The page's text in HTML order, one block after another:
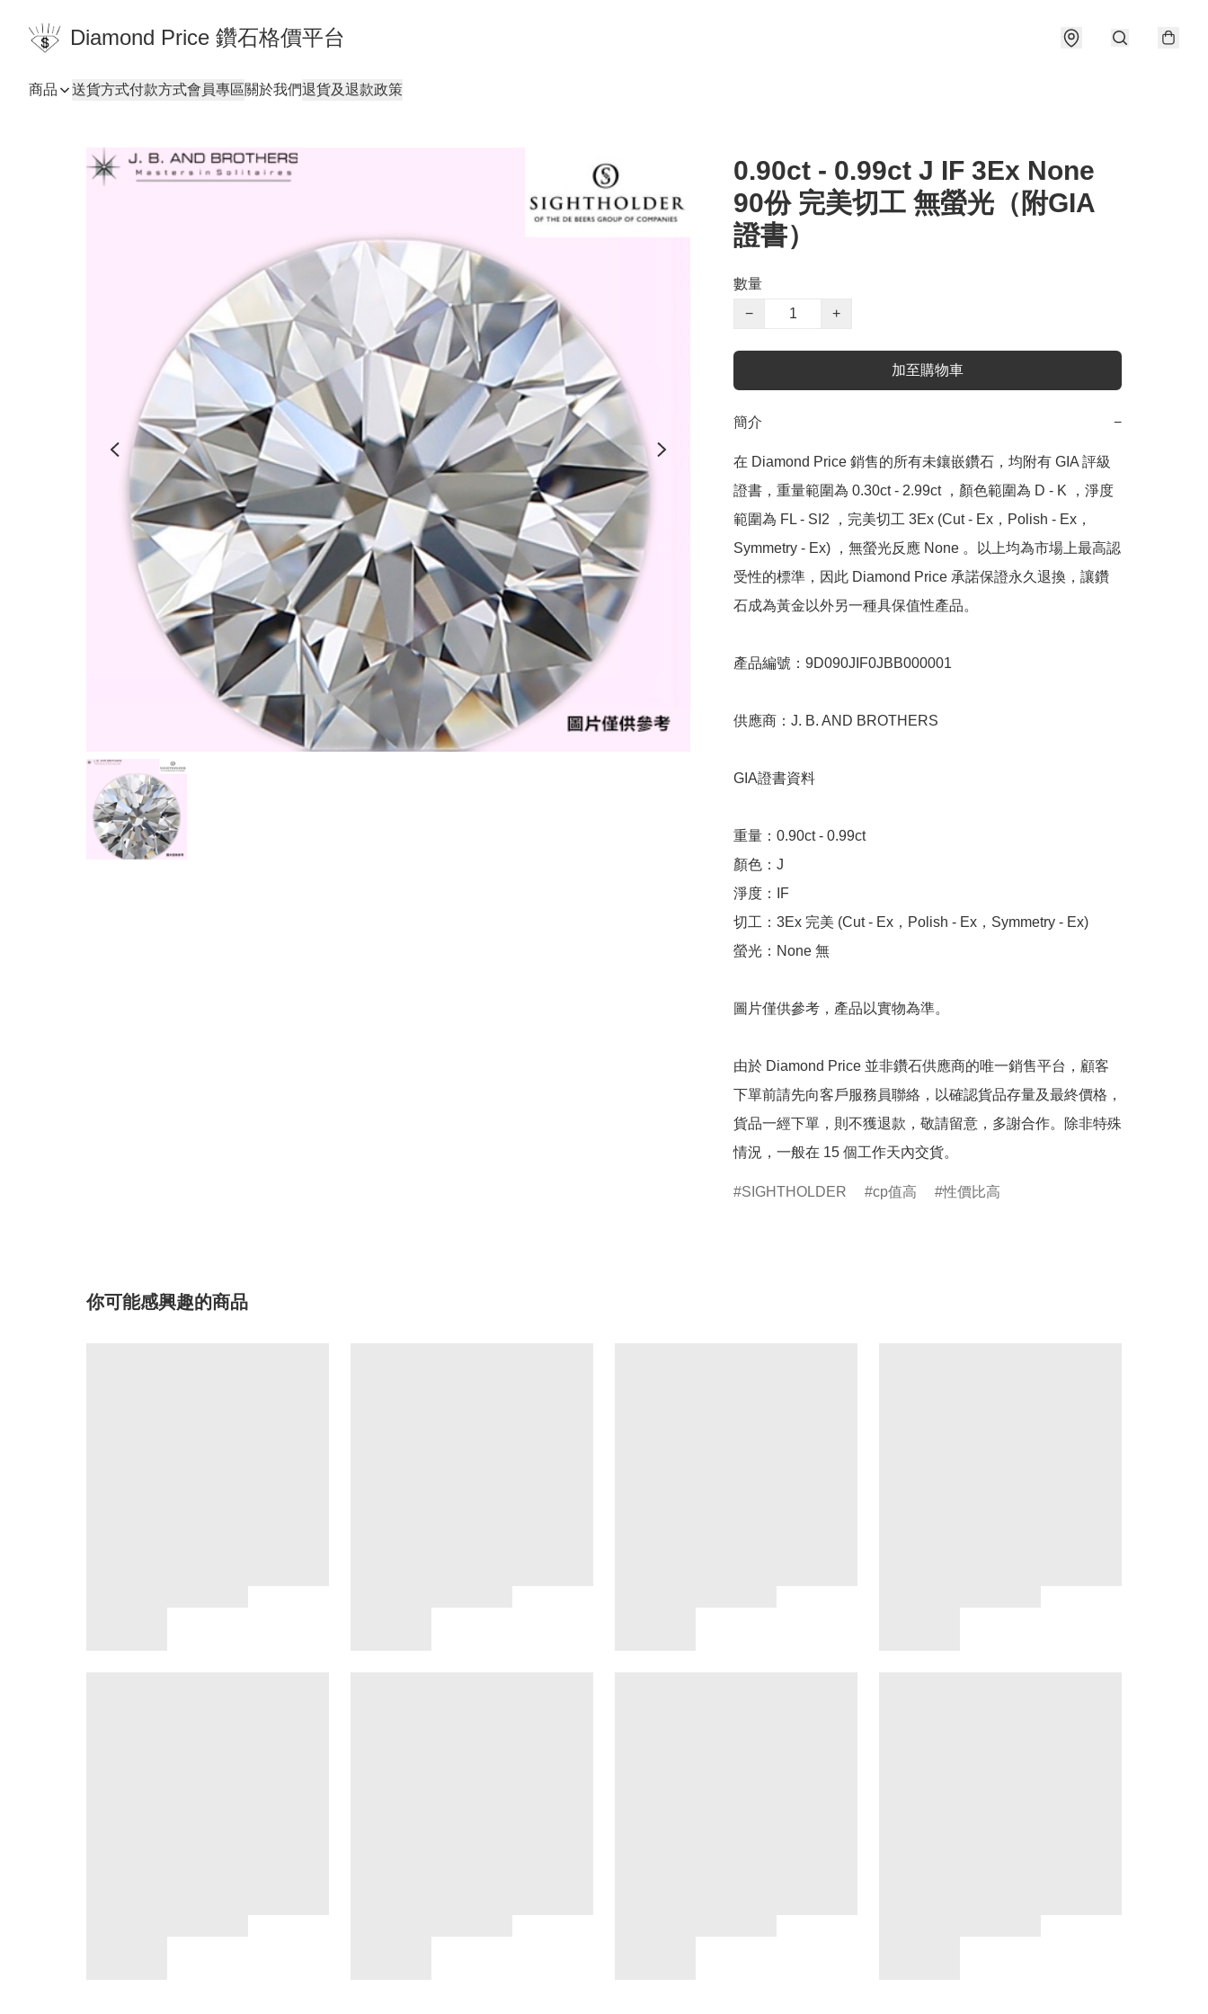
Diamond Price 鑽石格價平台
商品 送貨方式付款方式會員專區關於我們退貨及退款政策
0.90ct - 0.99ct J IF 3Ex None
90份 完美切工 無螢光（附GIA
證書）
數量
−
+
加至購物車
簡介 −
在 Diamond Price 銷售的所有未鑲嵌鑽石，均附有 GIA 評級
證書，重量範圍為 0.30ct - 2.99ct ，顏色範圍為 D - K ，淨度
範圍為 FL - SI2 ，完美切工 3Ex (Cut - Ex，Polish - Ex，
Symmetry - Ex) ，無螢光反應 None 。以上均為市場上最高認
受性的標準，因此 Diamond Price 承諾保證永久退換，讓鑽
石成為黃金以外另一種具保值性產品。
產品編號：9D090JIF0JBB000001
供應商：J. B. AND BROTHERS
GIA證書資料
重量：0.90ct - 0.99ct
顏色：J
淨度：IF
切工：3Ex 完美 (Cut - Ex，Polish - Ex，Symmetry - Ex)
螢光：None 無
圖片僅供參考，產品以實物為準。
由於 Diamond Price 並非鑽石供應商的唯一銷售平台，顧客
下單前請先向客戶服務員聯絡，以確認貨品存量及最終價格，
貨品一經下單，則不獲退款，敬請留意，多謝合作。除非特殊
情況，一般在 15 個工作天內交貨。
SIGHTHOLDER cp值高 性價比高
你可能感興趣的商品